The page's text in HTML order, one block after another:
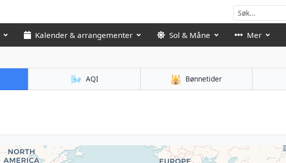
Kalender & arrangementer Sol & Måne Mer
🌬️ AQI 🕌 Bønnetider